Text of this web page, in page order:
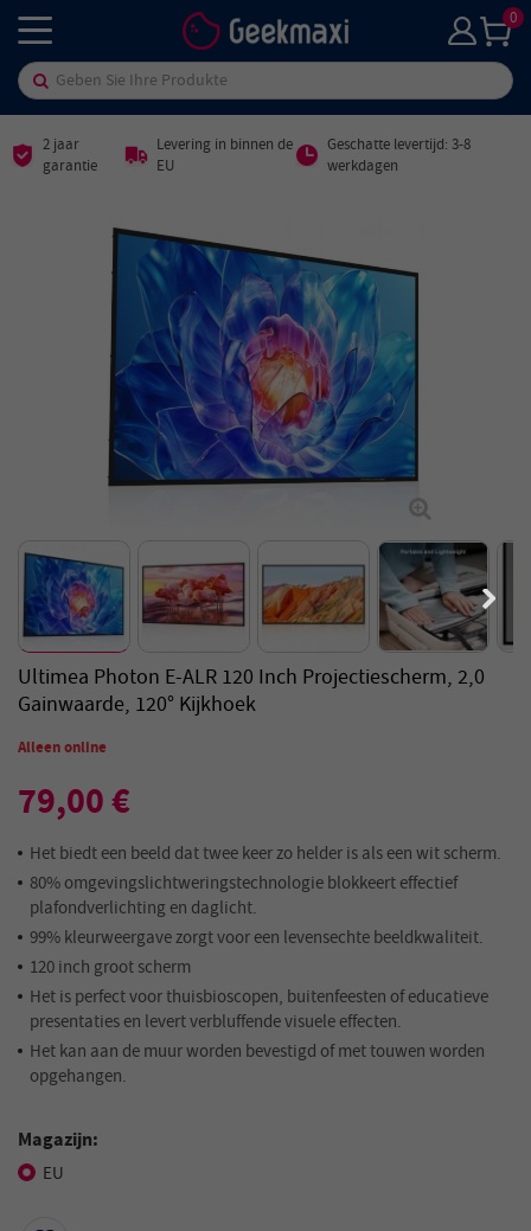
0
2 jaar
garantie
Levering in binnen de
EU
Geschatte levertijd: 3-8
werkdagen
Ultimea Photon E-ALR 120 Inch Projectiescherm, 2,0
Gainwaarde, 120° Kijkhoek
Alleen online
79,00 €
Het biedt een beeld dat twee keer zo helder is als een wit scherm.
80% omgevingslichtweringstechnologie blokkeert effectief
plafondverlichting en daglicht.
99% kleurweergave zorgt voor een levensechte beeldkwaliteit.
120 inch groot scherm
Het is perfect voor thuisbioscopen, buitenfeesten of educatieve
presentaties en levert verbluffende visuele effecten.
Het kan aan de muur worden bevestigd of met touwen worden
opgehangen.
Magazijn:
EU